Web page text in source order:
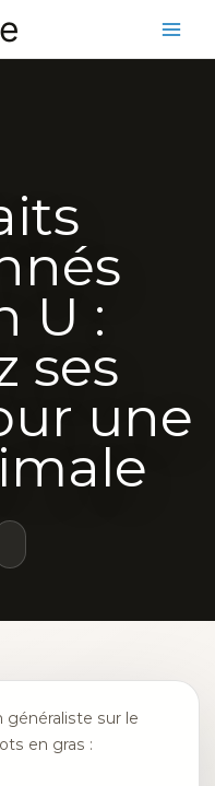
U :
ses
une
généraliste sur le
en gras :